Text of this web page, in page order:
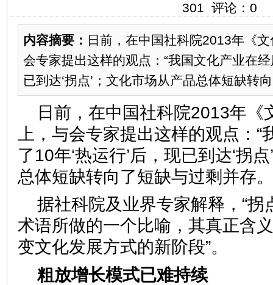
301 评论： 0
内容摘要： 日前，在中国社科院2013年《
会专家提出这样的观点：“我国文化产业在经
已到达‘拐点’；文化市场从产品总体短缺转
日前，在中国社科院2013年《
上，与会专家提出这样的观点：
了10年‘热运行’后，现已到达‘拐
总体短缺转向了短缺与过剩并存。
据社科院及业界专家解释，“拐
术语所做的一个比喻，其真正含
变文化发展方式的新阶段”。
粗放增长模式已难持续